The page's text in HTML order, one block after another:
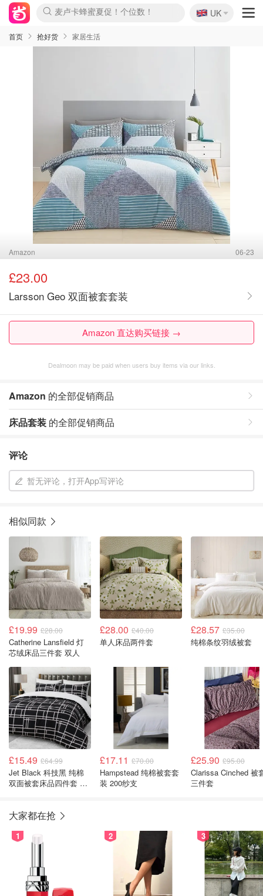
麦卢卡蜂蜜夏促！个位数！
Prada/Miu 4.8折！
啥？必胜客披萨5折！
🇬🇧
UK
首页 抢好货 家居生活
Amazon 06-23
£23.00
Larsson Geo 双面被套套装
Amazon 直达购买链接 →
Dealmoon may be paid when users buy items via our links.
Amazon 的全部促销商品
床品套装 的全部促销商品
评论
暂无评论，打开App写评论
相似同款
£19.99 £28.00
Catherine Lansfield 灯
芯绒床品三件套 双人
£28.00 £40.00
单人床品两件套
£28.57 £35.00
纯棉条纹羽绒被套
£15.49 £64.99
Jet Black 科技黑 纯棉
双面被套床品四件套 加
£17.11 £70.00
Hampstead 纯棉被套套
装 200纱支
£25.90 £95.00
Clarissa Cinched 被
三件套
大家都在抢
1 2 3